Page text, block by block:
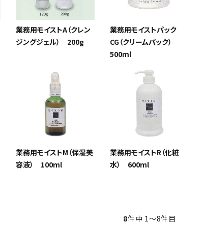
ペット用品
業務用モイストA（クレン
ジングジェル） 200g
業務用モイストパック
CG（クリームパック）
500ml
業務用モイストM（保湿美
容液） 100ml
業務用モイストR（化粧
水） 600ml
8件中 1〜8件目